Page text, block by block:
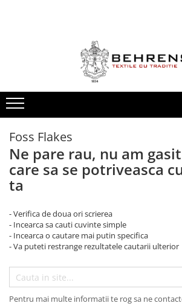
Lenjerii de pat Premium
Fete de Perna
Jacquard Duvet Collection
The Pure Linen Company
Zero Twist Collection
Foss Flakes
Ne pare rau, nu am
care sa se potriveasca
ta
- Verifica de doua ori scrierea
- Incearca sa cauti cuvinte simple
- Incearca o cautare mai putin specifica
- Va puteti restrange rezultatele cautarii ulterior
Pentru mai multe informatii te rog sa ne